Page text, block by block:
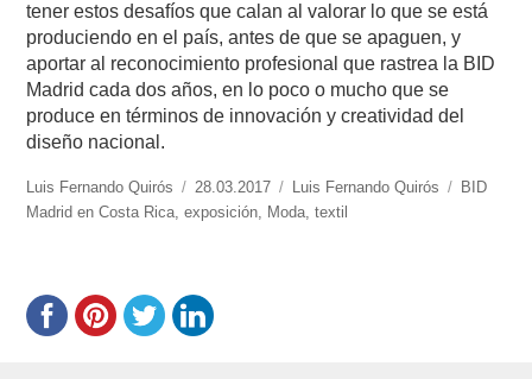
tener estos desafíos que calan al valorar lo que se está
produciendo en el país, antes de que se apaguen, y
aportar al reconocimiento profesional que rastrea la BID
Madrid cada dos años, en lo poco o mucho que se
produce en términos de innovación y creatividad del
diseño nacional.
https://www.experimenta.es/author/luis-
fernando-
Luis Fernando Quirós
Publicado
el
28.03.2017 Categorías
Luis Fernando Quirós Etiquetas
BID
Madrid en Costa Rica,exposición, Moda,textil